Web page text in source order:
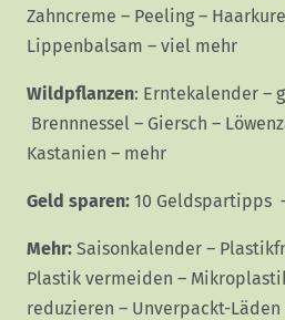
Zahncreme – Peeling –
Lippenbalsam – viel mehr
Wildpflanzen: Erntekalender –
Brennnessel – Giersch –
Kastanien – mehr
Geld sparen: 10 Geldspartipps
Mehr: Saisonkalender –
Plastik vermeiden –
reduzieren – Unverpackt-Läden